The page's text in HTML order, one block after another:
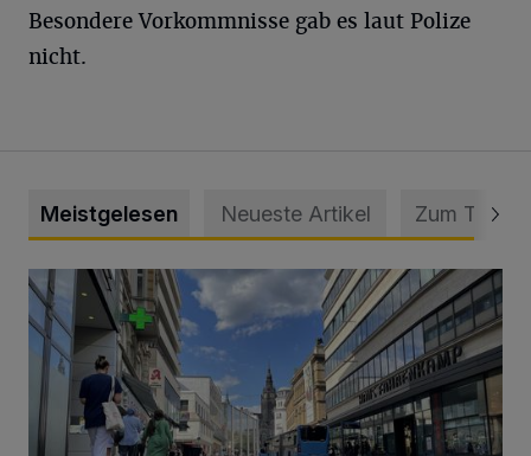
Besondere Vorkommnisse gab es laut Polize
nicht.
Meistgelesen Neueste Artikel Zum Thema
Ein Unzustand und Skandal